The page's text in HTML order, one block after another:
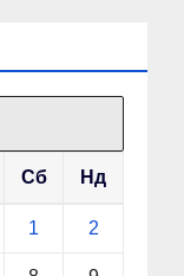
Сб Нд
1 2